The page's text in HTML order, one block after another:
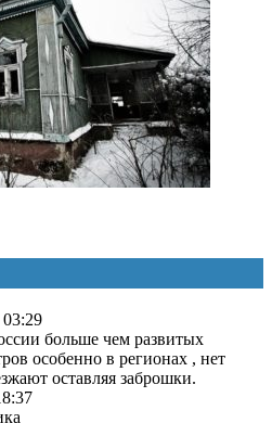
03:29
больше чем развитых
особенно в регионах , нет
оставляя заброшки.